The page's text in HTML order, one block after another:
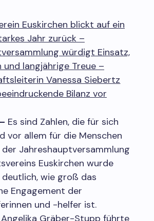
Euskirchen blickt auf ein
Jahr zurück –
würdigt Einsatz,
und langjährige Treue –
Vanessa Siebertz
Bilanz vor
Es sind Zahlen, die für sich
vor allem für die Menschen
der Jahreshauptversammlung
Euskirchen wurde
wie groß das
Engagement der
und -helfer ist.
Gräber-Stupp führte